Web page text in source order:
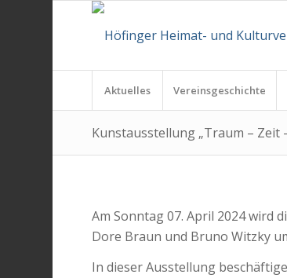
Aktuelles Vereinsgeschichte
Kunstausstellung „Traum – Zeit
Am Sonntag 07. April 2024 wird
Dore Braun und Bruno Witzky
In dieser Ausstellung